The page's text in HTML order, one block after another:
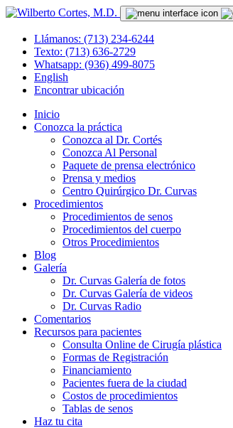
Llámanos: (713) 234-6244
Texto: (713) 636-2729
Whatsapp: (936) 499-8075
English
Encontrar ubicación
Inicio
Conozca la práctica
Conozca al Dr. Cortés
Conozca Al Personal
Paquete de prensa electrónico
Prensa y medios
Centro Quirúrgico Dr. Curvas
Procedimientos
Procedimientos de senos
Procedimientos del cuerpo
Otros Procedimientos
Blog
Galería
Dr. Curvas Galería de fotos
Dr. Curvas Galería de videos
Dr. Curvas Radio
Comentarios
Recursos para pacientes
Consulta Online de Cirugía plástica
Formas de Registración
Financiamiento
Pacientes fuera de la ciudad
Costos de procedimientos
Tablas de senos
Haz tu cita